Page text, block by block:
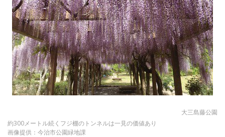
大三島藤公園
約300メートル続くフジ棚のトンネルは一見の価値あり
画像提供：今治市公園緑地課